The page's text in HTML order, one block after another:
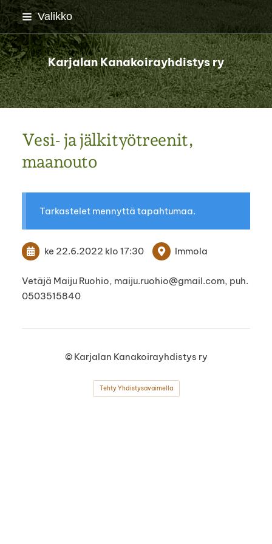
Siirry
sivun
sisältöön
Valikko
Karjalan Kanakoirayhdistys ry
Vesi- ja jälkityötreenit,
maanouto
Tarkastelet mennyttä tapahtumaa.
ke 22.6.2022 klo 17:30 Immola
Vetäjä Maiju Ruohio, maiju.ruohio@gmail.com, puh.
0503515840
© Karjalan Kanakoirayhdistys ry
Tehty Yhdistysavaimella